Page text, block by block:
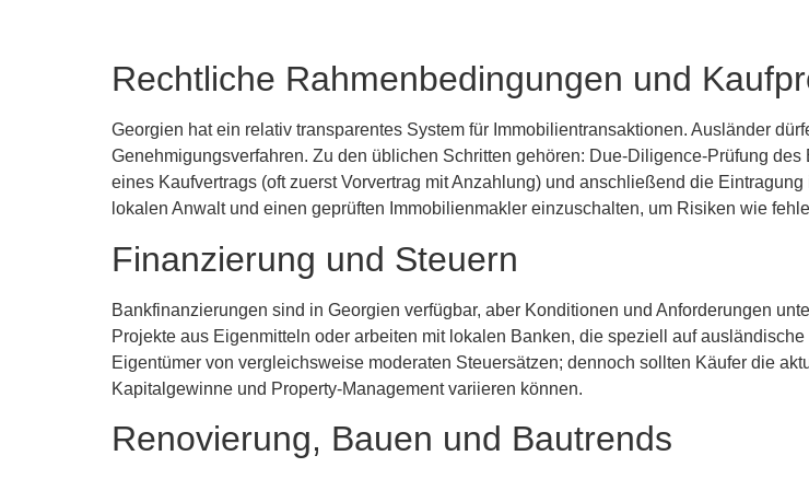
Rechtliche Rahmenbedingungen und
Georgien hat ein relativ transparentes System für Immobilientransaktionen. Ausländer
Genehmigungsverfahren. Zu den üblichen Schritten gehören: Due-Diligence-Prüfung
eines Kaufvertrags (oft zuerst Vorvertrag mit Anzahlung) und anschließend die
lokalen Anwalt und einen geprüften Immobilienmakler einzuschalten, um Risiken wie
Finanzierung und Steuern
Bankfinanzierungen sind in Georgien verfügbar, aber Konditionen und Anforderungen
Projekte aus Eigenmitteln oder arbeiten mit lokalen Banken, die speziell auf
Eigentümer von vergleichsweise moderaten Steuersätzen; dennoch sollten Käufer die
Kapitalgewinne und Property-Management variieren können.
Renovierung, Bauen und Bautrends